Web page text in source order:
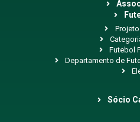
Futebol
Departamento de
Sócio